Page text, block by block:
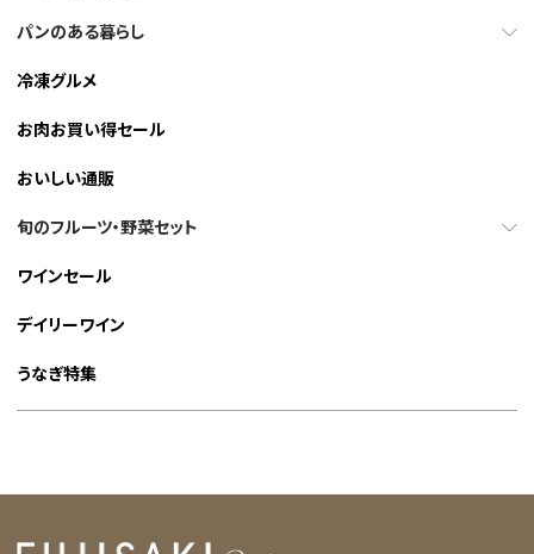
パンのある暮らし
冷凍グルメ
お肉お買い得セール
おいしい通販
旬のフルーツ・野菜セット
ワインセール
デイリーワイン
うなぎ特集